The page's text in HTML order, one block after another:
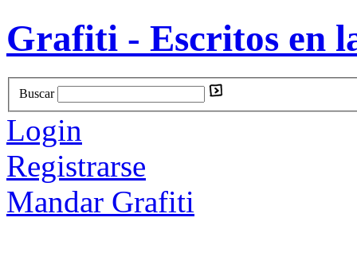
Grafiti - Escritos en
Buscar
Login
Registrarse
Mandar Grafiti